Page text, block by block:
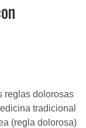
reglas dolorosas
tradicional
(regla dolorosa)